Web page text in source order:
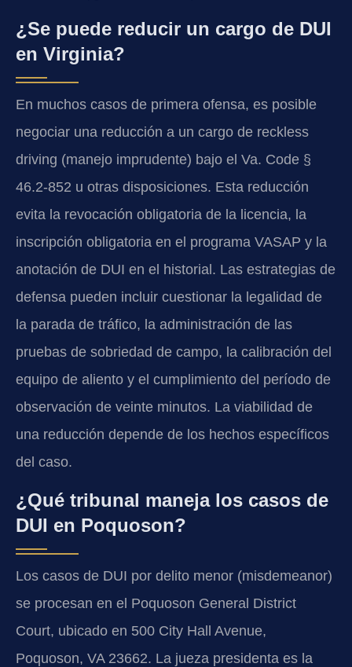
¿Se puede reducir un cargo de DUI
en Virginia?
En muchos casos de primera ofensa, es posible
negociar una reducción a un cargo de reckless
driving (manejo imprudente) bajo el Va. Code §
46.2-852 u otras disposiciones. Esta reducción
evita la revocación obligatoria de la licencia, la
inscripción obligatoria en el programa VASAP y la
anotación de DUI en el historial. Las estrategias de
defensa pueden incluir cuestionar la legalidad de
la parada de tráfico, la administración de las
pruebas de sobriedad de campo, la calibración del
equipo de aliento y el cumplimiento del período de
observación de veinte minutos. La viabilidad de
una reducción depende de los hechos específicos
del caso.
¿Qué tribunal maneja los casos de
DUI en Poquoson?
Los casos de DUI por delito menor (misdemeanor)
se procesan en el Poquoson General District
Court, ubicado en 500 City Hall Avenue,
Poquoson, VA 23662. La jueza presidenta es la